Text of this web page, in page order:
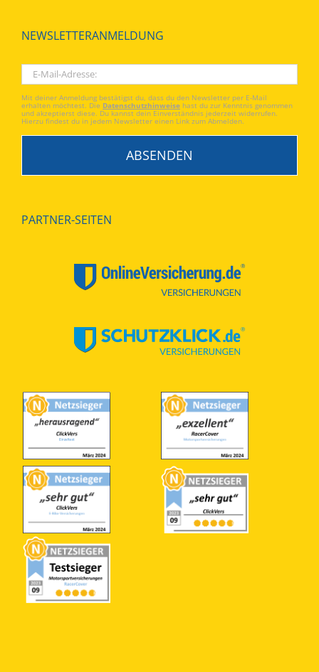
NEWSLETTERANMELDUNG
Mit deiner Anmeldung bestätigst du, dass du den Newsletter per E-Mail
erhalten möchtest. Die Datenschutzhinweise hast du zur Kenntnis genommen
und akzeptierst diese. Du kannst dein Einverständnis jederzeit widerrufen.
Hierzu findest du in jedem Newsletter einen Link zum Abmelden.
PARTNER-SEITEN